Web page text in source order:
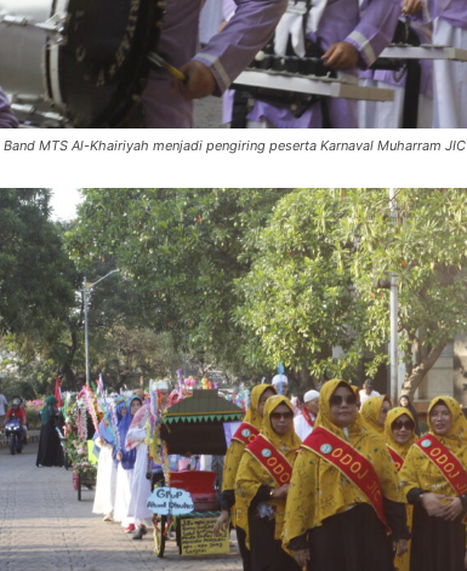
Band MTS Al-Khairiyah menjadi pengiring peserta Karnaval Muharram JIC